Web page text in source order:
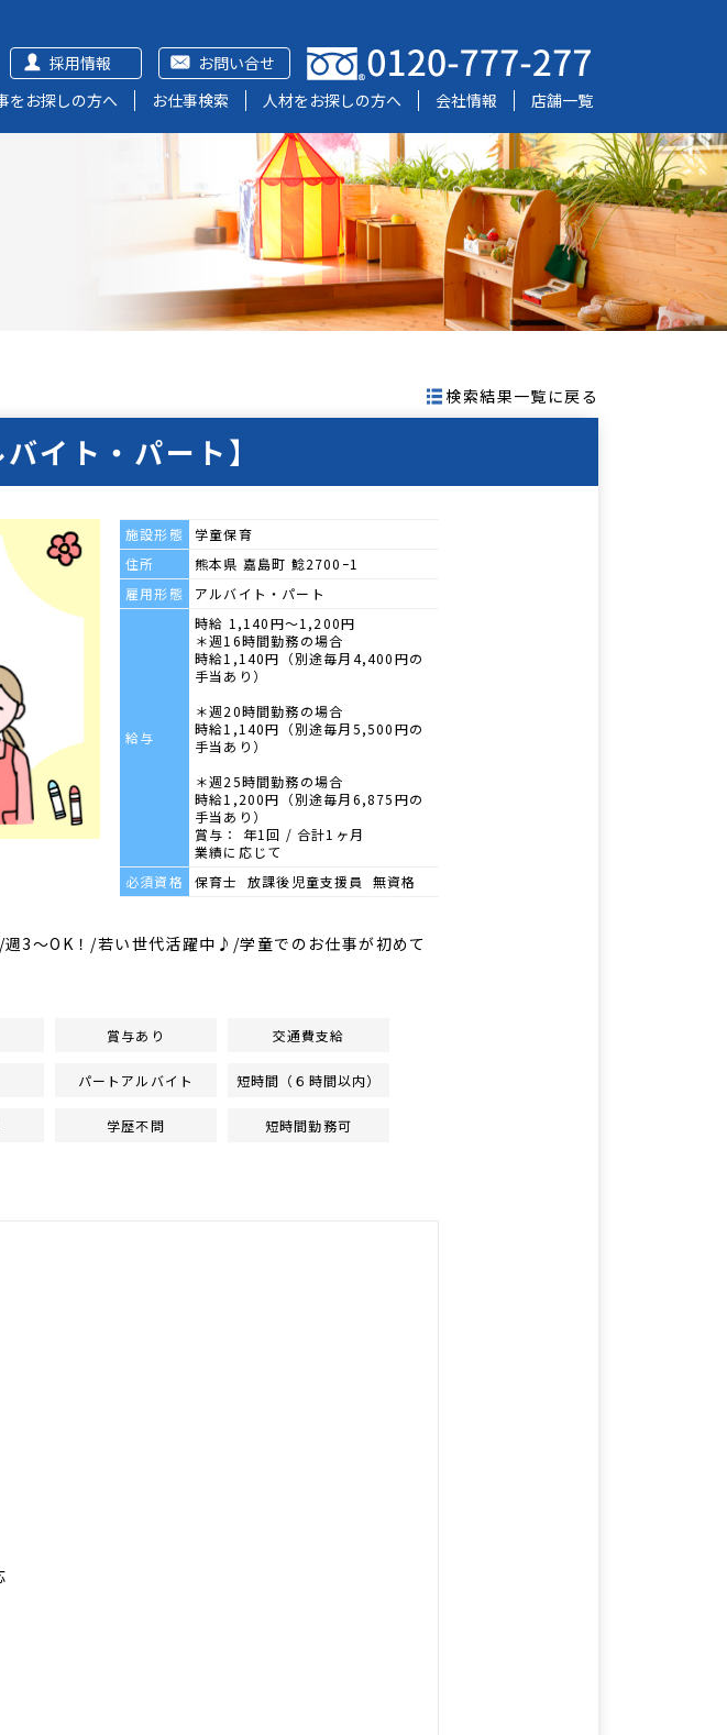
お問い合せ
採用情報
をお探しの方へ
お仕事検索 人材をお探しの方へ 会社情報 店舗一覧
検索結果一覧に戻る
イト・パート】
施設形態
学童保育
住所
熊本県 嘉島町 鯰2700ｰ1
雇用形態
アルバイト・パート
給与
時給 1,140円～1,200円
＊週16時間勤務の場合
時給1,140円（別途毎月4,400円の
手当あり）
＊週20時間勤務の場合
時給1,140円（別途毎月5,500円の
手当あり）
＊週25時間勤務の場合
時給1,200円（別途毎月6,875円の
手当あり）
賞与： 年1回 / 合計1ヶ月
業績に応じて
必須資格
保育士 放課後児童支援員 無資格
3～OK！/若い世代活躍中♪/学童でのお仕事が初めて
賞与あり 交通費支給
パートアルバイト 短時間（６時間以内）
学歴不問 短時間勤務可